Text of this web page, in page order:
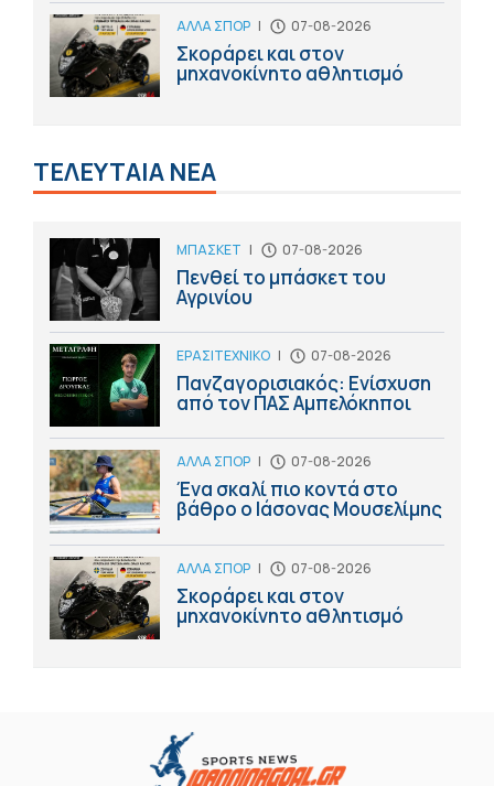
ΑΛΛΑ ΣΠΟΡ | 07-08-2026
Σκοράρει και στον
μηχανοκίνητο αθλητισμό
ΤΕΛΕΥΤΑΙΑ ΝΕΑ
ΜΠΑΣΚΕΤ | 07-08-2026
Πενθεί το μπάσκετ του
Αγρινίου
ΕΡΑΣΙΤΕΧΝΙΚΟ | 07-08-2026
Πανζαγορισιακός: Ενίσχυση
από τον ΠΑΣ Αμπελόκηποι
ΑΛΛΑ ΣΠΟΡ | 07-08-2026
Ένα σκαλί πιο κοντά στο
βάθρο ο Ιάσονας Μουσελίμης
ΑΛΛΑ ΣΠΟΡ | 07-08-2026
Σκοράρει και στον
μηχανοκίνητο αθλητισμό